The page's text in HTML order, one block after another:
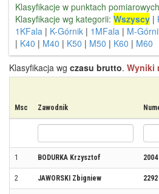
Klasyfikacje w punktach
Klasyfikacje wg kategorii: Wszyscy |
1KFala | K-Górnik | 1MFala | M-
| K40 | M40 | K50 | M50 | K60 | M60
Klasyfikacja wg czasu brutto. Wyniki
Msc Zawodnik
1 BODURKA Krzysztof 2004
2 JAWORSKI Zbigniew 2292